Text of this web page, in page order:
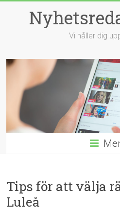
Vi håller dig
Tips för att välja
Luleå